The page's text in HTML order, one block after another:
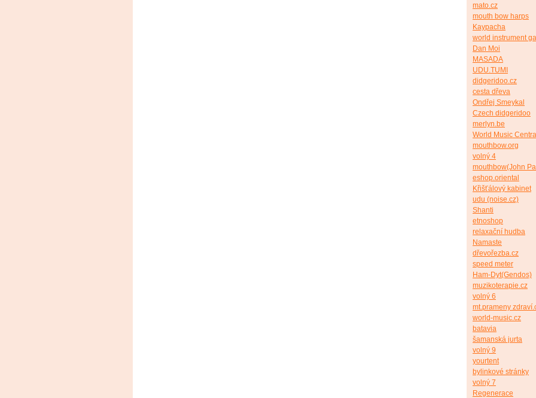
mato.cz
mouth bow harps
Kaypacha
world instrument
Dan Moi
MASADA
UDU.TUMI
didgeridoo.cz
cesta dřeva
Ondřej Smeykal
Czech didgeridoo
merlyn.be
World Music
mouthbow.org
volný 4
mouthbow(John
eshop.oriental
Křišťálový kabinet
udu (noise.cz)
Shanti
etnoshop
relaxační hudba
Namaste
dřevořezba.cz
speed meter
Ham-Dyt(Gendos)
muzikoterapie.cz
volný 6
mt.prameny
world-music.cz
batavia
šamanská jurta
volný 9
yourtent
bylinkové stránky
volný 7
Regenerace